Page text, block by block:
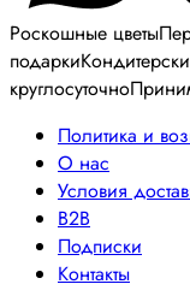
Роскошные цветы
подарки
круглосуточно
Политика и
О нас
Условия
B2B
Подписки
Контакты